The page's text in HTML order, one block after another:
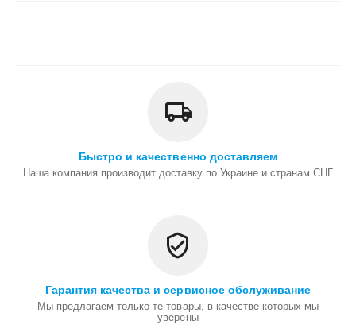
Быстро и качественно доставляем
Наша компания производит доставку по Украине и странам СНГ
Гарантия качества и сервисное обслуживание
Мы предлагаем только те товары, в качестве которых мы
уверены